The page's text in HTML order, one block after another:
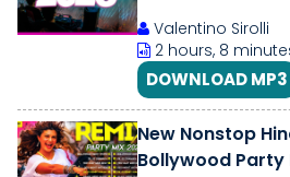
2025
Valentino Sirolli
2 hours, 8
DOWNLOAD MP3
New Nonstop
Bollywood Party